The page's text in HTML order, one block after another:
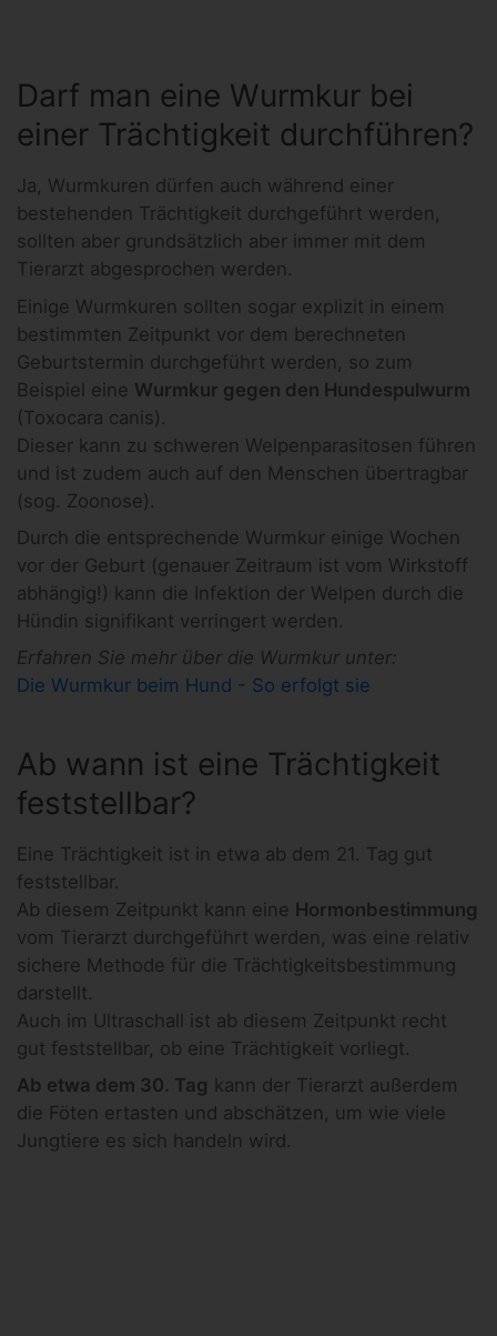
Darf man eine Wurmkur bei
einer Trächtigkeit durchführen?
Ja, Wurmkuren dürfen auch während einer
bestehenden Trächtigkeit durchgeführt werden,
sollten aber grundsätzlich aber immer mit dem
Tierarzt abgesprochen werden.
Einige Wurmkuren sollten sogar explizit in einem
bestimmten Zeitpunkt vor dem berechneten
Geburtstermin durchgeführt werden, so zum
Beispiel eine Wurmkur gegen den Hundespulwurm
(Toxocara canis).
Dieser kann zu schweren Welpenparasitosen führen
und ist zudem auch auf den Menschen übertragbar
(sog. Zoonose).
Durch die entsprechende Wurmkur einige Wochen
vor der Geburt (genauer Zeitraum ist vom Wirkstoff
abhängig!) kann die Infektion der Welpen durch die
Hündin signifikant verringert werden.
Erfahren Sie mehr über die Wurmkur unter:
Die Wurmkur beim Hund - So erfolgt sie
Ab wann ist eine Trächtigkeit
feststellbar?
Eine Trächtigkeit ist in etwa ab dem 21. Tag gut
feststellbar.
Ab diesem Zeitpunkt kann eine Hormonbestimmung
vom Tierarzt durchgeführt werden, was eine relativ
sichere Methode für die Trächtigkeitsbestimmung
darstellt.
Auch im Ultraschall ist ab diesem Zeitpunkt recht
gut feststellbar, ob eine Trächtigkeit vorliegt.
Ab etwa dem 30. Tag kann der Tierarzt außerdem
die Föten ertasten und abschätzen, um wie viele
Jungtiere es sich handeln wird.